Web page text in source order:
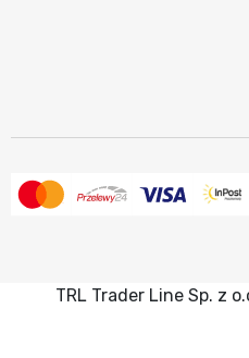
TRL Trader Line Sp. z